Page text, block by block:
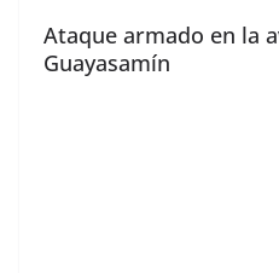
Ataque armado en la
Guayasamín